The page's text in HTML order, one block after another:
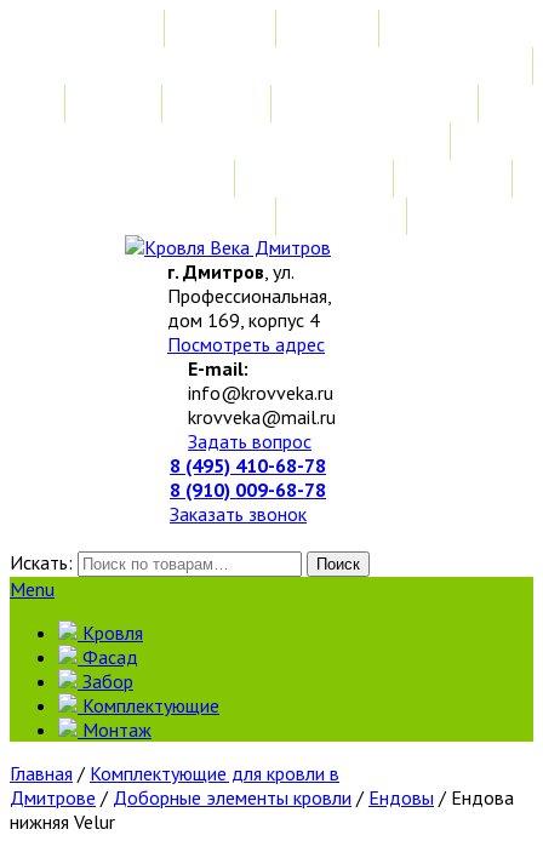
г. Дмитров, ул.
Профессиональная,
дом 169, корпус 4
Посмотреть адрес
E-mail:
info@krovveka.ru
krovveka@mail.ru
Задать вопрос
8 (495) 410-68-78
8 (910) 009-68-78
Заказать звонок
Искать:
Поиск
Menu
Кровля
Фасад
Забор
Комплектующие
Монтаж
Главная / Комплектующие для кровли в
Дмитрове / Доборные элементы кровли / Ендовы / Ендова
нижняя Velur